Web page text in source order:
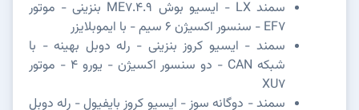
سمند LX - ایسیو بوش ME7.4.9 بنزینی - موتور
EF7 - سنسور اکسیژن 6 سیم - با ایموبلایزر
سمند - ایسیو کروز بنزینی - رله دوبل بهینه - با
شبکه CAN - دو سنسور اکسیژن - یورو 4 - موتور
XU7
سمند - دوگانه سوز - ایسیو کروز بایفیول - رله دوبل